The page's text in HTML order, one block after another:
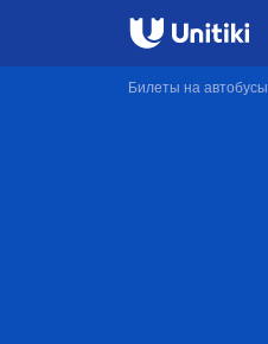
Билеты на автобусы